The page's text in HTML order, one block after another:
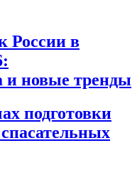
России в
и новые тренды
подготовки